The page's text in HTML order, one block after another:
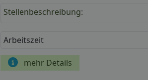
Stellenbeschreibung:
Arbeitszeit
mehr Details